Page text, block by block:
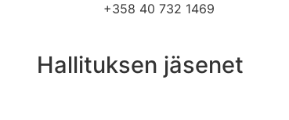
+358 40 732 1469
Hallituksen jäsenet